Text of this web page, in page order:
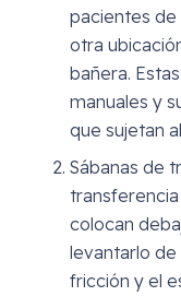
pacientes de
otra
bañera.
manuales y
que sujetan
Sábanas de
colocan
levantarlo de
fricción y el